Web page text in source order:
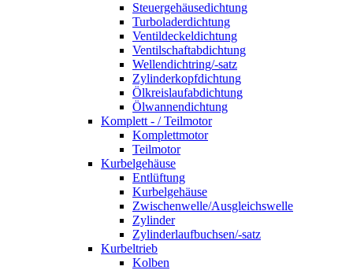
Steuergehäusedichtung
Turboladerdichtung
Ventildeckeldichtung
Ventilschaftabdichtung
Wellendichtring/-satz
Zylinderkopfdichtung
Ölkreislaufabdichtung
Ölwannendichtung
Komplett - / Teilmotor
Komplettmotor
Teilmotor
Kurbelgehäuse
Entlüftung
Kurbelgehäuse
Zwischenwelle/Ausgleichswelle
Zylinder
Zylinderlaufbuchsen/-satz
Kurbeltrieb
Kolben